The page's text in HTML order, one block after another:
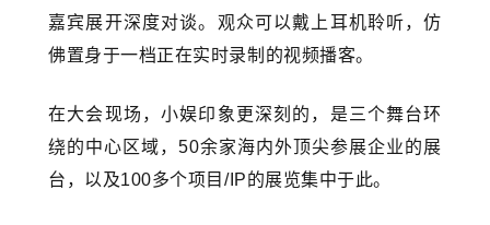
嘉宾展开深度对谈。观众可以戴上耳机聆听，仿
佛置身于一档正在实时录制的视频播客。
在大会现场，小娱印象更深刻的，是三个舞台环
绕的中心区域，50余家海内外顶尖参展企业的展
台，以及100多个项目/IP的展览集中于此。